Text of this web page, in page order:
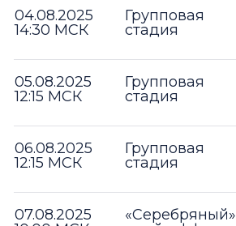
04.08.2025
14:30 МСК
Групповая
стадия
05.08.2025
12:15 МСК
Групповая
стадия
06.08.2025
12:15 МСК
Групповая
стадия
07.08.2025
«Серебряный»